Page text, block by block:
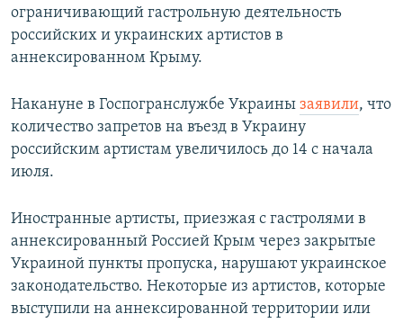
ограничивающий гастрольную деятельность
российских и украинских артистов в
аннексированном Крыму.
Накануне в Госпогранслужбе Украины заявили, что
количество запретов на въезд в Украину
российским артистам увеличилось до 14 с начала
июля.
Иностранные артисты, приезжая с гастролями в
аннексированный Россией Крым через закрытые
Украиной пункты пропуска, нарушают украинское
законодательство. Некоторые из артистов, которые
выступили на аннексированной территории или